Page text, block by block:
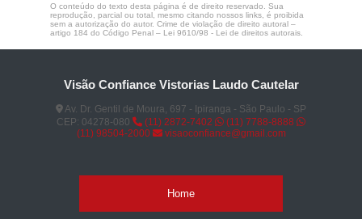
O conteúdo do texto desta página é de direito reservado. Sua
reprodução, parcial ou total, mesmo citando nossos links, é proibida
sem a autorização do autor. Crime de violação de direito autoral –
artigo 184 do Código Penal – Lei 9610/98 - Lei de direitos autorais.
Visão Confiance Vistorias Laudo Cautelar
Av. Dr. Gentil de Moura, 697 - Ipiranga - São Paulo - SP
CEP: 04278-080
(11) 2872-7402
(11) 7788-8888
(11) 98504-2000
visaoconfiance@gmail.com
Home